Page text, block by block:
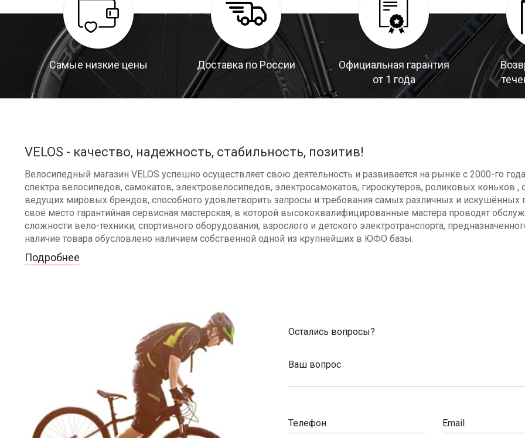
Самые низкие цены Доставка по России
Официальная гарантия
от 1 года
VELOS - качество, надежность, стабильность, позитив!
Велосипедный магазин VELOS успешно осуществляет свою деятельность и развивается на рынке с 2000-го
спектра велосипедов, самокатов, электровелосипедов, электросамокатов, гироскутеров, роликовых коньков ,
ведущих мировых брендов, способного удовлетворить запросы и требования самых различных и искушённых
своё место гарантийная сервисная мастерская, в которой высококвалифицированные мастера проводят
сложности вело-техники, спортивного оборудования, взрослого и детского электротранспорта,
наличие товара обусловлено наличием собственной одной из крупнейших в ЮФО базы.
Подробнее
Остались вопросы?
Ваш вопрос
Телефон Email